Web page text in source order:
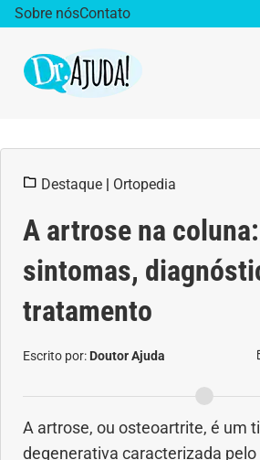
Sobre nósContato
Obesidade
Destaque
Bem estar
Anemia
Destaque | Ortopedia
A artrose na
sintomas,
tratamento
Escrito por: Doutor Ajuda
A artrose, ou osteoartrite, é um
degenerativa caracterizada